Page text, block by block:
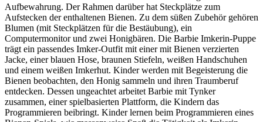
Aufbewahrung. Der Rahmen darüber hat Steckplätze zum
Aufstecken der enthaltenen Bienen. Zu dem süßen Zubehör gehören
Blumen (mit Steckplätzen für die Bestäubung), ein
Computermonitor und zwei Honigbären. Die Barbie Imkerin-Puppe
trägt ein passendes Imker-Outfit mit einer mit Bienen verzierten
Jacke, einer blauen Hose, braunen Stiefeln, weißen Handschuhen
und einem weißen Imkerhut. Kinder werden mit Begeisterung die
Bienen beobachten, den Honig sammeln und ihren Traumberuf
entdecken. Dessen ungeachtet arbeitet Barbie mit Tynker
zusammen, einer spielbasierten Plattform, die Kindern das
Programmieren beibringt. Kinder lernen beim Programmieren eines